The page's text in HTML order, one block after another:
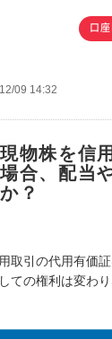
口
09 14:32
物株を信
合、配当
？
取引の代用有価証
ての権利は変わ